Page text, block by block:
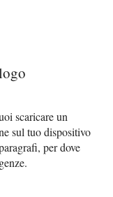
scaricare un
sul tuo dispositivo
per dove